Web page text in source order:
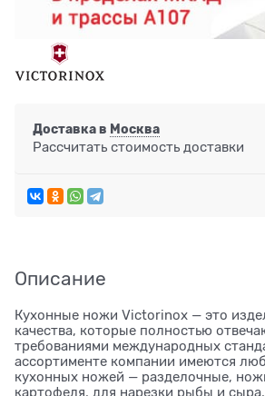
Доставка в Москва
Рассчитать стоимость доставки
Описание
Кухонные ножи Victorinox — это
качества, которые полностью
требованиями международных
ассортименте компании имеются
кухонных ножей — разделочные,
картофеля, для нарезки рыбы и